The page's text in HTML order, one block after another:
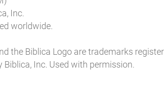
Inc.
worldwide.
the Biblica Logo are trademarks
Inc. Used with permission.